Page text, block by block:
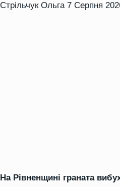
Стрільчук Ольга 7 Серпня
На Рівненщині граната